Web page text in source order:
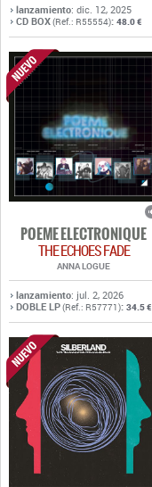
lanzamiento: dic. 12, 2025
CD BOX(Ref.: R55554): 48.0 €
POEME ELECTRONIQUE
THE ECHOES FADE
ANNA LOGUE
lanzamiento: jul. 2, 2026
DOBLE LP(Ref.: R57771): 34.5 €